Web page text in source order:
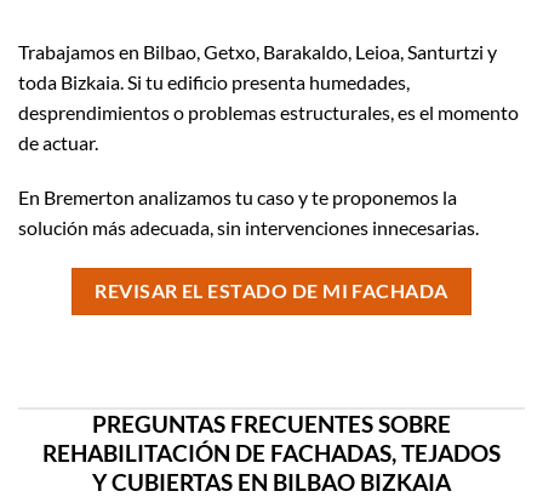
Trabajamos en Bilbao, Getxo, Barakaldo, Leioa, Santurtzi y
toda Bizkaia. Si tu edificio presenta humedades,
desprendimientos o problemas estructurales, es el momento
de actuar.
En Bremerton analizamos tu caso y te proponemos la
solución más adecuada, sin intervenciones innecesarias.
REVISAR EL ESTADO DE MI FACHADA
PREGUNTAS FRECUENTES SOBRE
REHABILITACIÓN DE FACHADAS, TEJADOS
Y CUBIERTAS EN BILBAO BIZKAIA